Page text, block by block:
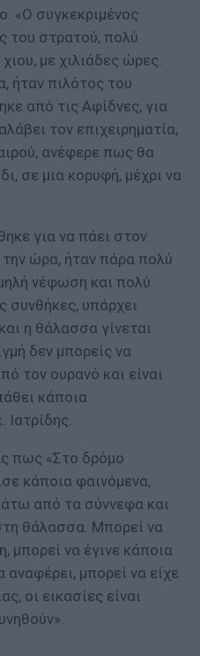
«Ο συγκεκριμένος
του στρατού, πολύ
με χιλιάδες ώρες.
ήταν πιλότος του
από τις Αφίδνες, για
τον επιχειρηματία,
ανέφερε πως θα
σε μια κορυφή, μέχρι να
για να πάει στον
την ώρα, ήταν πάρα πολύ
νέφωση και πολύ
συνθήκες, υπάρχει
η θάλασσα γίνεται
δεν μπορείς να
τον ουρανό και είναι
κάποια
πως «Στο δρόμο
κάποια φαινόμενα,
από τα σύννεφα και
θάλασσα. Μπορεί να
μπορεί να έγινε κάποια
μπορεί να είχε
οι εικασίες είναι